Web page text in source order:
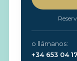
o llámanos:
+34 653 04